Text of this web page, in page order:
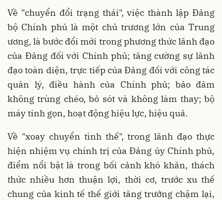
Về "chuyển đổi trạng thái", việc thành lập Đảng
bộ Chính phủ là một chủ trương lớn của Trung
ương, là bước đổi mới trong phương thức lãnh đạo
của Đảng đối với Chính phủ; tăng cường sự lãnh
đạo toàn diện, trực tiếp của Đảng đối với công tác
quản lý, điều hành của Chính phủ; bảo đảm
không trùng chéo, bỏ sót và không làm thay; bộ
máy tinh gọn, hoạt động hiệu lực, hiệu quả.
Về "xoay chuyển tình thế", trong lãnh đạo thực
hiện nhiệm vụ chính trị của Đảng ủy Chính phủ,
điểm nổi bật là trong bối cảnh khó khăn, thách
thức nhiều hơn thuận lợi, thời cơ, trước xu thế
chung của kinh tế thế giới tăng trưởng chậm lại,